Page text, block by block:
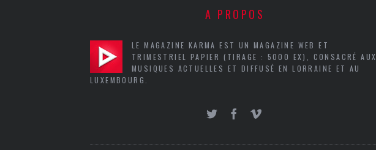
A PROPOS
LE MAGAZINE KARMA EST UN MAGAZINE WEB ET
TRIMESTRIEL PAPIER (TIRAGE : 5000 EX), CONSACRÉ AUX
MUSIQUES ACTUELLES ET DIFFUSÉ EN LORRAINE ET AU
LUXEMBOURG.